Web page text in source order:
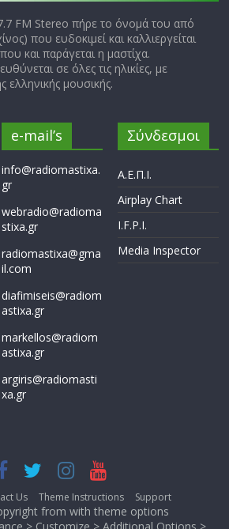
FM Stereo πήρε το όνομά του από
που ευδοκιμεί και καλλιεργείται
και παράγεται η μαστίχα.
σε όλες τις ηλικίες, με
ελληνικής μουσικής.
e-mail’s
info@radiomastixa.
gr
webradio@radioma
stixa.gr
radiomastixa@gma
il.com
diafimiseis@radiom
astixa.gr
markellos@radiom
astixa.gr
argiris@radiomasti
xa.gr
Σύνδεσμοι
Α.Ε.Π.Ι.
Airplay Chart
I.F.P.I.
Media Inspector
Us Theme Instructions Support
from with theme options